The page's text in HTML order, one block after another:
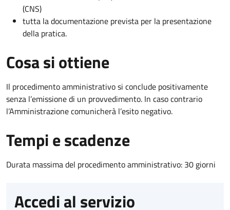
(CNS)
tutta la documentazione prevista per la presentazione
della pratica.
Cosa si ottiene
Il procedimento amministrativo si conclude positivamente
senza l’emissione di un provvedimento. In caso contrario
l’Amministrazione comunicherà l’esito negativo.
Tempi e scadenze
Durata massima del procedimento amministrativo: 30 giorni
Accedi al servizio